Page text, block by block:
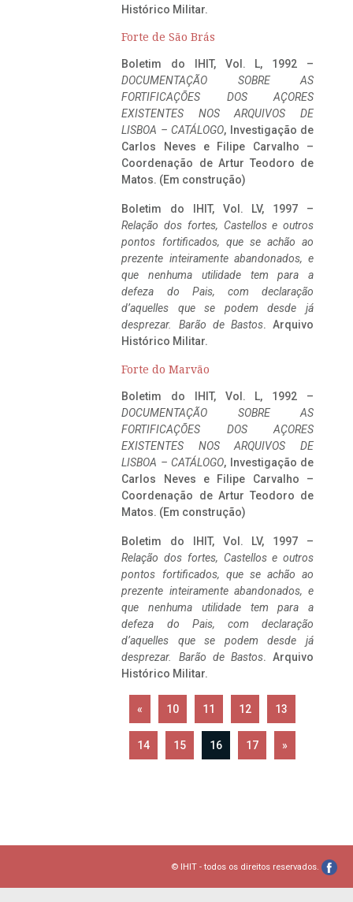
Histórico Militar.
Forte de São Brás
Boletim do IHIT, Vol. L, 1992 –
DOCUMENTAÇÃO SOBRE AS
FORTIFICAÇÕES DOS AÇORES
EXISTENTES NOS ARQUIVOS DE
LISBOA – CATÁLOGO, Investigação de
Carlos Neves e Filipe Carvalho –
Coordenação de Artur Teodoro de
Matos. (Em construção)
Boletim do IHIT, Vol. LV, 1997 –
Relação dos fortes, Castellos e outros
pontos fortificados, que se achão ao
prezente inteiramente abandonados, e
que nenhuma utilidade tem para a
defeza do Pais, com declaração
d’aquelles que se podem desde já
desprezar. Barão de Bastos. Arquivo
Histórico Militar.
Forte do Marvão
Boletim do IHIT, Vol. L, 1992 –
DOCUMENTAÇÃO SOBRE AS
FORTIFICAÇÕES DOS AÇORES
EXISTENTES NOS ARQUIVOS DE
LISBOA – CATÁLOGO, Investigação de
Carlos Neves e Filipe Carvalho –
Coordenação de Artur Teodoro de
Matos. (Em construção)
Boletim do IHIT, Vol. LV, 1997 –
Relação dos fortes, Castellos e outros
pontos fortificados, que se achão ao
prezente inteiramente abandonados, e
que nenhuma utilidade tem para a
defeza do Pais, com declaração
d’aquelles que se podem desde já
desprezar. Barão de Bastos. Arquivo
Histórico Militar.
« 10 11 12 13
14 15 16 17 »
© IHIT - todos os direitos reservados.